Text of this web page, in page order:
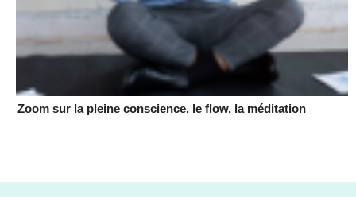
Zoom sur la pleine conscience, le flow, la méditation